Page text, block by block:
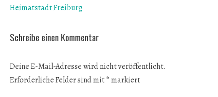
Heimatstadt Freiburg
Schreibe einen Kommentar
Deine E-Mail-Adresse wird nicht veröffentlicht.
Erforderliche Felder sind mit* markiert